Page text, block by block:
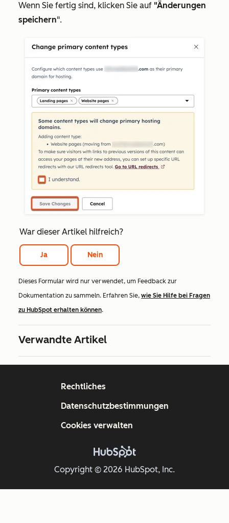
Wenn Sie fertig sind, klicken Sie auf "Änderungen
speichern".
War dieser Artikel hilfreich?
Ja Nein
Dieses Formular wird nur verwendet, um Feedback zur
Dokumentation zu sammeln. Erfahren Sie, wie Sie Hilfe bei Fragen
zu HubSpot erhalten können.
Verwandte Artikel
Copyright © 2026 HubSpot, Inc.
Rechtliches
Datenschutzbestimmungen
Cookies verwalten